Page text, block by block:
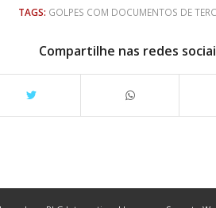
TAGS: GOLPES COM DOCUMENTOS DE
Compartilhe nas redes